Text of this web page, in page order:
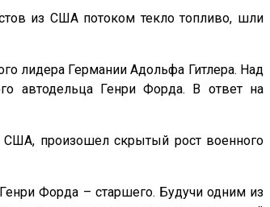
из США потоком текло топливо, шли
лидера Германии Адольфа Гитлера. Над
автодельца Генри Форда. В ответ на
произошел скрытый рост военного
Форда – старшего. Будучи одним из